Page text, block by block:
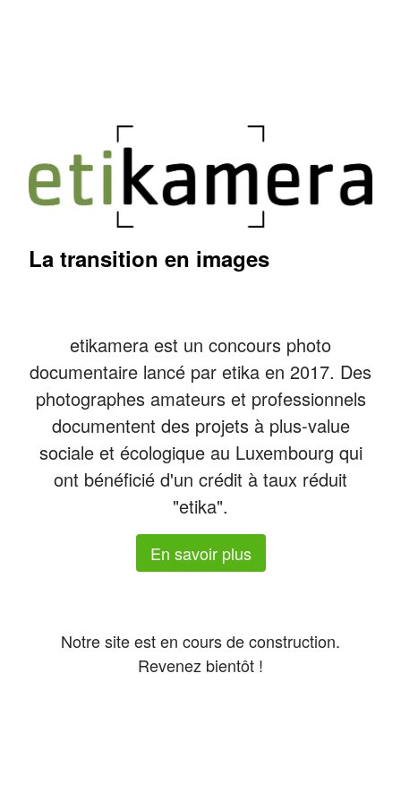
La transition en images
etikamera est un concours photo
documentaire lancé par etika en 2017. Des
photographes amateurs et professionnels
documentent des projets à plus-value
sociale et écologique au Luxembourg qui
ont bénéficié d'un crédit à taux réduit
"etika".
En savoir plus
Notre site est en cours de construction.
Revenez bientôt !